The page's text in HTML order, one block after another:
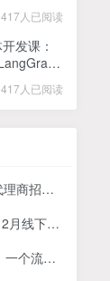
417人已阅读
发课：
417人已阅读
启动！
电商标准化运营体系
成大卖的赛道